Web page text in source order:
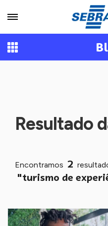
Resultado
Encontramos 2
"turismo de